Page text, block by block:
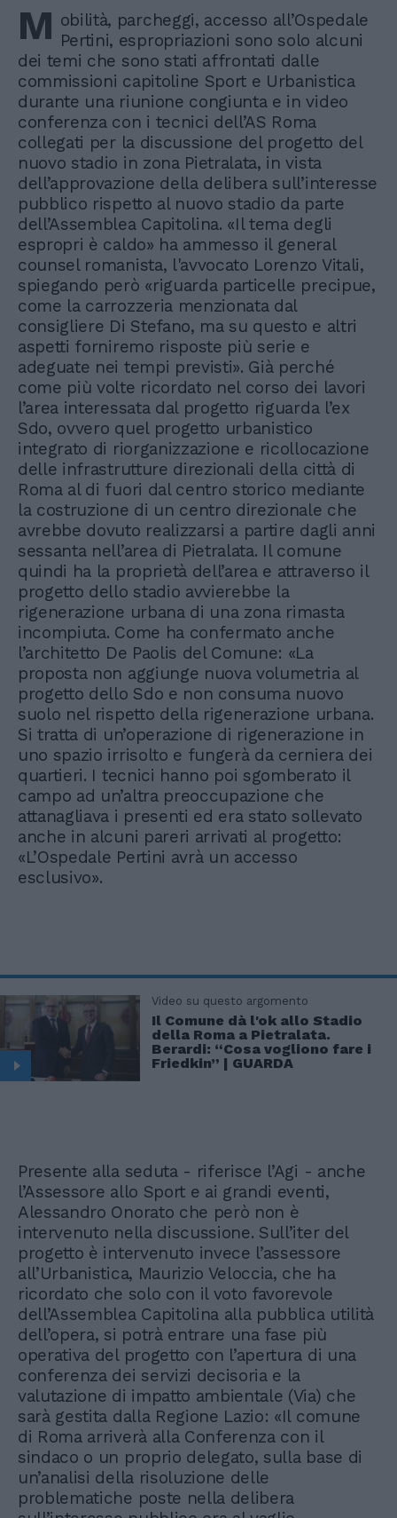
M obilità, parcheggi, accesso all’Ospedale
Pertini, espropriazioni sono solo alcuni
dei temi che sono stati affrontati dalle
commissioni capitoline Sport e Urbanistica
durante una riunione congiunta e in video
conferenza con i tecnici dell’AS Roma
collegati per la discussione del progetto del
nuovo stadio in zona Pietralata, in vista
dell’approvazione della delibera sull’interesse
pubblico rispetto al nuovo stadio da parte
dell’Assemblea Capitolina. «Il tema degli
espropri è caldo» ha ammesso il general
counsel romanista, l'avvocato Lorenzo Vitali,
spiegando però «riguarda particelle precipue,
come la carrozzeria menzionata dal
consigliere Di Stefano, ma su questo e altri
aspetti forniremo risposte più serie e
adeguate nei tempi previsti». Già perché
come più volte ricordato nel corso dei lavori
l’area interessata dal progetto riguarda l’ex
Sdo, ovvero quel progetto urbanistico
integrato di riorganizzazione e ricollocazione
delle infrastrutture direzionali della città di
Roma al di fuori dal centro storico mediante
la costruzione di un centro direzionale che
avrebbe dovuto realizzarsi a partire dagli anni
sessanta nell’area di Pietralata. Il comune
quindi ha la proprietà dell’area e attraverso il
progetto dello stadio avvierebbe la
rigenerazione urbana di una zona rimasta
incompiuta. Come ha confermato anche
l’architetto De Paolis del Comune: «La
proposta non aggiunge nuova volumetria al
progetto dello Sdo e non consuma nuovo
suolo nel rispetto della rigenerazione urbana.
Si tratta di un’operazione di rigenerazione in
uno spazio irrisolto e fungerà da cerniera dei
quartieri. I tecnici hanno poi sgomberato il
campo ad un’altra preoccupazione che
attanagliava i presenti ed era stato sollevato
anche in alcuni pareri arrivati al progetto:
«L’Ospedale Pertini avrà un accesso
esclusivo».
Video su questo argomento
Il Comune dà l'ok allo Stadio
della Roma a Pietralata.
Berardi: “Cosa vogliono fare i
Friedkin” | GUARDA
Presente alla seduta - riferisce l’Agi - anche
l’Assessore allo Sport e ai grandi eventi,
Alessandro Onorato che però non è
intervenuto nella discussione. Sull’iter del
progetto è intervenuto invece l’assessore
all’Urbanistica, Maurizio Veloccia, che ha
ricordato che solo con il voto favorevole
dell’Assemblea Capitolina alla pubblica utilità
dell’opera, si potrà entrare una fase più
operativa del progetto con l’apertura di una
conferenza dei servizi decisoria e la
valutazione di impatto ambientale (Via) che
sarà gestita dalla Regione Lazio: «Il comune
di Roma arriverà alla Conferenza con il
sindaco o un proprio delegato, sulla base di
un’analisi della risoluzione delle
problematiche poste nella delibera